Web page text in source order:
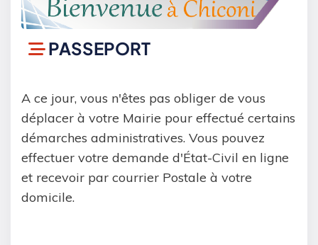
PASSEPORT
A ce jour, vous n'êtes pas obliger de vous
déplacer à votre Mairie pour effectué certains
démarches administratives. Vous pouvez
effectuer votre demande d'État-Civil en ligne
et recevoir par courrier Postale à votre
domicile.